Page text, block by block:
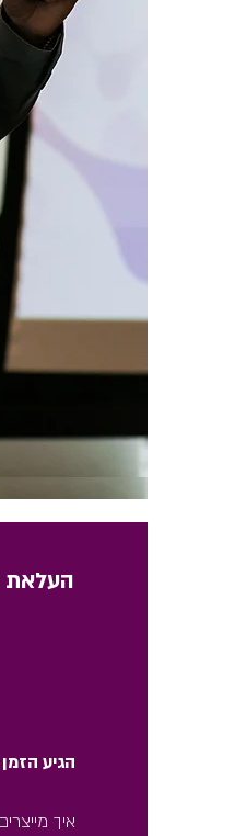
העלאת
הגיע
איך